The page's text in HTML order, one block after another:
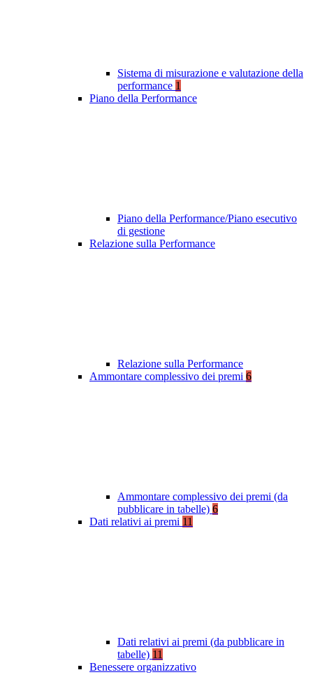
Sistema di misurazione e valutazione della
performance 1
Piano della Performance
Piano della Performance/Piano esecutivo
di gestione
Relazione sulla Performance
Relazione sulla Performance
Ammontare complessivo dei premi 6
Ammontare complessivo dei premi (da
pubblicare in tabelle) 6
Dati relativi ai premi 11
Dati relativi ai premi (da pubblicare in
tabelle) 11
Benessere organizzativo